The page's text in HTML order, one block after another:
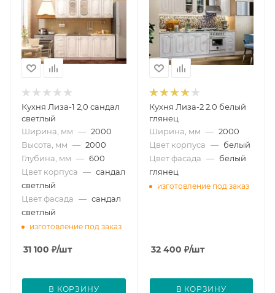
Кухня Лиза-1 2,0 сандал
светлый
Ширина, мм — 2000
Высота, мм — 2000
Глубина, мм — 600
Цвет корпуса — сандал
светлый
Цвет фасада — сандал
светлый
изготовление под заказ
31 100 ₽/шт
В КОРЗИНУ
Кухня Лиза-2 2.0 белый
глянец
Ширина, мм — 2000
Цвет корпуса — белый
Цвет фасада — белый
глянец
изготовление под заказ
32 400 ₽/шт
В КОРЗИНУ